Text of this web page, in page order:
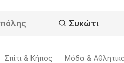
Σπίτι & Κήπος Μόδα &